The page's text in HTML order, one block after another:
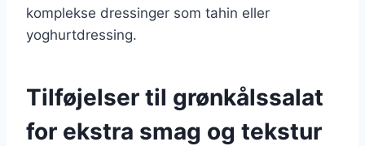
komplekse dressinger som tahin eller
yoghurtdressing.
Tilføjelser til grønkålssalat
for ekstra smag og tekstur